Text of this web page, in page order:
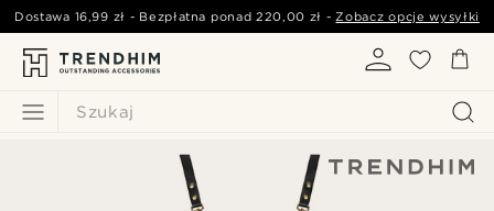
Szukaj
Dostawa 16,99 zł - Bezpłatna ponad220,00 zł -Zobacz opcje wysyłki